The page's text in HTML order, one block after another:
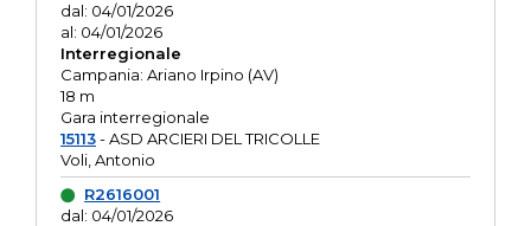
dal: 04/01/2026
al: 04/01/2026
Interregionale
Campania: Ariano Irpino (AV)
18 m
Gara interregionale
15113- ASD ARCIERI DEL TRICOLLE
Voli, Antonio
R2616001
dal: 04/01/2026